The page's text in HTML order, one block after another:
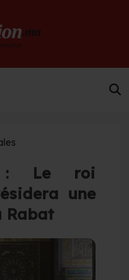
: Le roi
une
Rabat